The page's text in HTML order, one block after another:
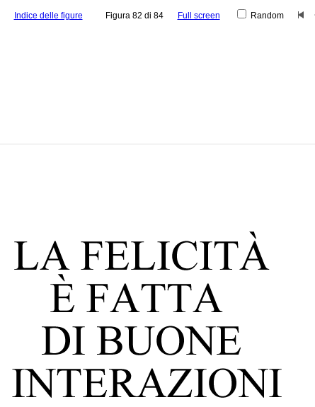
Indice delle figure Figura 82 di 84 Full screen Random